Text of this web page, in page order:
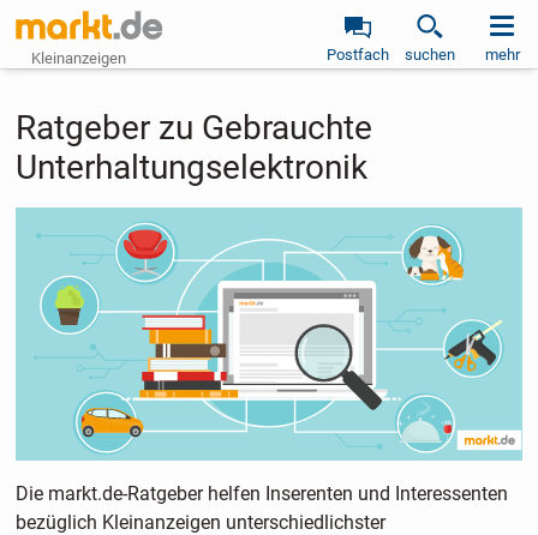
Kleinanzeigen Postfach suchen mehr
Ratgeber zu Gebrauchte
Unterhaltungselektronik
Die markt.de-Ratgeber helfen Inserenten und Interessenten
bezüglich Kleinanzeigen unterschiedlichster